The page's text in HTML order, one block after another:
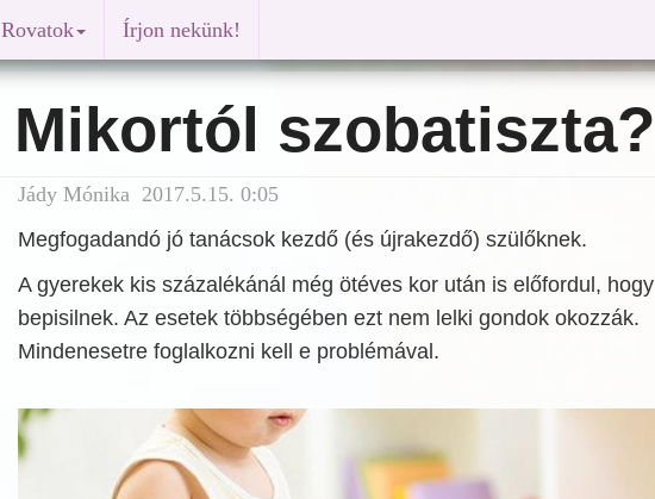
Rovatok Írjon nekünk!
Mikortól szobatiszta?
Jády Mónika 2017.5.15. 0:05
Megfogadandó jó tanácsok kezdő (és újrakezdő) szülőknek.
A gyerekek kis százalékánál még ötéves kor után is előfordul, hogy
bepisilnek. Az esetek többségében ezt nem lelki gondok okozzák.
Mindenesetre foglalkozni kell e problémával.